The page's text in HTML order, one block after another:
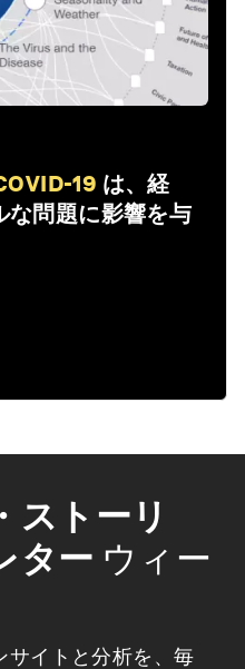
19 は、経
な問題に影響を与
ストーリ
ター ウィー
サイトと分析を、毎